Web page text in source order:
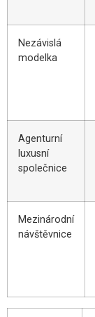
Nezávislá
modelka
Agenturní
luxusní
společnice
Mezinárodní
návštěvnice